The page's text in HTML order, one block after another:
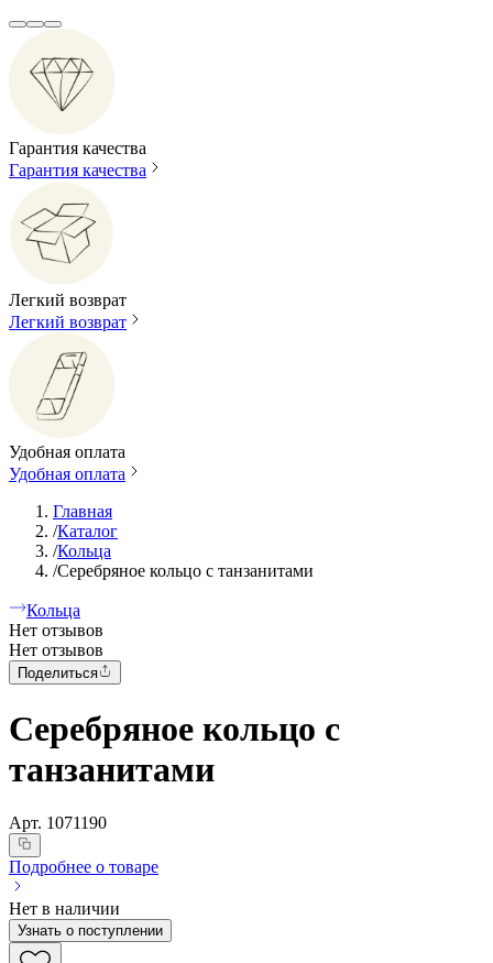
Гарантия качества
Гарантия качества
Легкий возврат
Легкий возврат
Удобная оплата
Удобная оплата
Главная
/Каталог
/Кольца
/Серебряное кольцо с танзанитами
Кольца
Нет отзывов
Нет отзывов
Поделиться
Серебряное кольцо с
танзанитами
Арт. 1071190
Подробнее о товаре
Нет в наличии
Узнать о поступлении